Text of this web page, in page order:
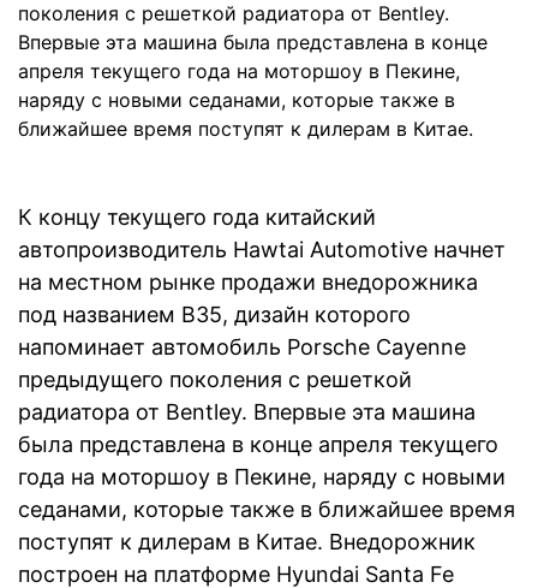
поколения с решеткой радиатора от Bentley.
Впервые эта машина была представлена в конце
апреля текущего года на моторшоу в Пекине,
наряду с новыми седанами, которые также в
ближайшее время поступят к дилерам в Китае.
К концу текущего года китайский
автопроизводитель Hawtai Automotive начнет
на местном рынке продажи внедорожника
под названием B35, дизайн которого
напоминает автомобиль Porsche Cayenne
предыдущего поколения с решеткой
радиатора от Bentley. Впервые эта машина
была представлена в конце апреля текущего
года на моторшоу в Пекине, наряду с новыми
седанами, которые также в ближайшее время
поступят к дилерам в Китае. Внедорожник
построен на платформе Hyundai Santa Fe